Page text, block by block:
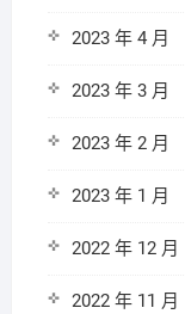
2023 年 4 月
2023 年 3 月
2023 年 2 月
2023 年 1 月
2022 年 12 月
2022 年 11 月